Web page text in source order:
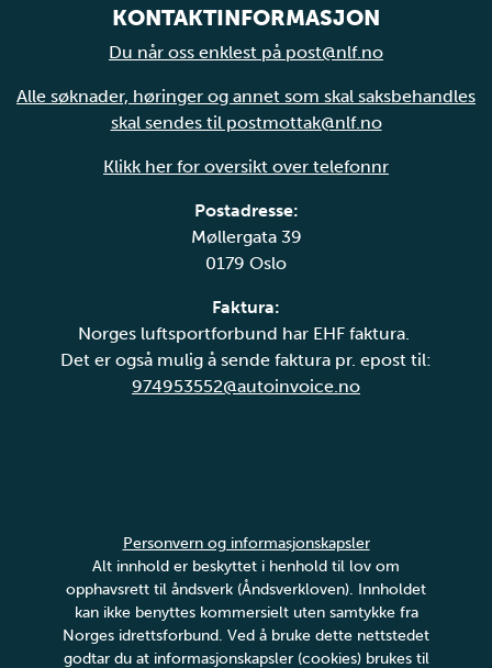
KONTAKTINFORMASJON
Du når oss enklest på post@nlf.no
Alle søknader, høringer og annet som skal saksbehandles
skal sendes til postmottak@nlf.no
Klikk her for oversikt over telefonnr
Postadresse:
Møllergata 39
0179 Oslo
Faktura:
Norges luftsportforbund har EHF faktura.
Det er også mulig å sende faktura pr. epost til:
974953552@autoinvoice.no
Personvern og informasjonskapsler
Alt innhold er beskyttet i henhold til lov om
opphavsrett til åndsverk (Åndsverkloven). Innholdet
kan ikke benyttes kommersielt uten samtykke fra
Norges idrettsforbund. Ved å bruke dette nettstedet
godtar du at informasjonskapsler (cookies) brukes til